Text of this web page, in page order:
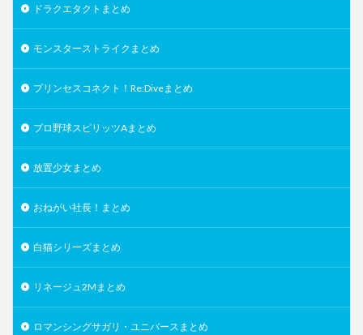
ドラクエタクトまとめ
モンスターストライクまとめ
プリンセスコネクト！Re:Diveまとめ
プロ野球スピリッツAまとめ
放置少女まとめ
おねがい社長！まとめ
白猫シリーズまとめ
リネージュ2Mまとめ
ロマンシングサガリ・ユニバースまとめ